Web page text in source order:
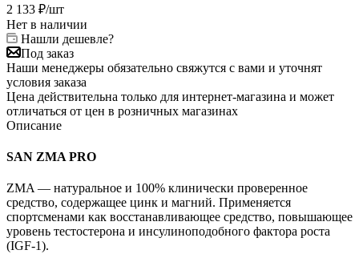
2 133 ₽/шт
Нет в наличии
Нашли дешевле?
Под заказ
Наши менеджеры обязательно свяжутся с вами и уточнят
условия заказа
Цена действительна только для интернет-магазина и может
отличаться от цен в розничных магазинах
Описание
SAN ZMA PRO
ZMA — натуральное и 100% клинически проверенное
средство, содержащее цинк и магний. Применяется
спортсменами как восстанавливающее средство, повышающее
уровень тестостерона и инсулиноподобного фактора роста
(IGF-1).